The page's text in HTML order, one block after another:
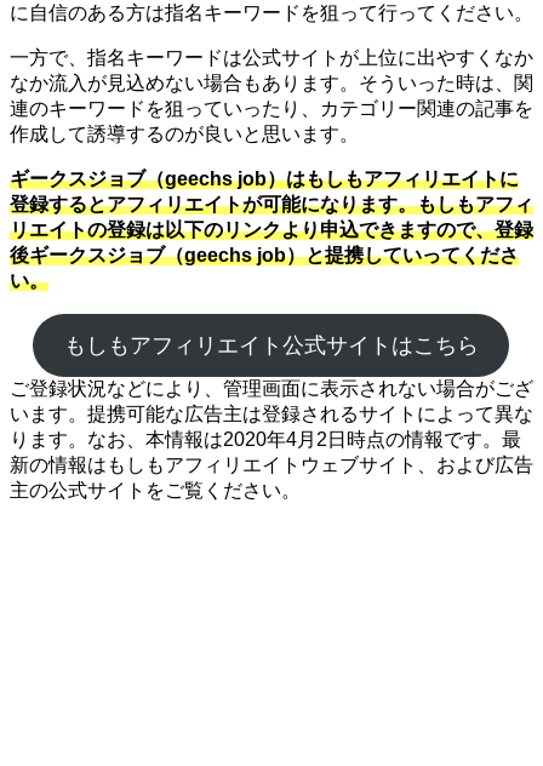
に自信のある方は指名キーワードを狙って行ってください。
一方で、指名キーワードは公式サイトが上位に出やすくなか
なか流入が見込めない場合もあります。そういった時は、関
連のキーワードを狙っていったり、カテゴリー関連の記事を
作成して誘導するのが良いと思います。
ギークスジョブ（geechs job）はもしもアフィリエイトに
登録するとアフィリエイトが可能になります。もしもアフィ
リエイトの登録は以下のリンクより申込できますので、登録
後ギークスジョブ（geechs job）と提携していってくださ
い。
もしもアフィリエイト公式サイトはこちら
ご登録状況などにより、管理画面に表示されない場合がござ
います。提携可能な広告主は登録されるサイトによって異な
ります。なお、本情報は2020年4月2日時点の情報です。最
新の情報はもしもアフィリエイトウェブサイト、および広告
主の公式サイトをご覧ください。